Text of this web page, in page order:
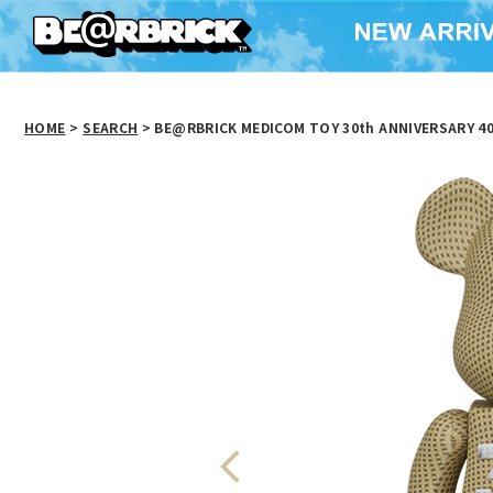
HOME > SEARCH > BE@RBRICK MEDICOM TOY 30th ANNIVERSARY